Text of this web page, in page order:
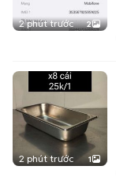
2 phút trước 2
2 phút trước 1